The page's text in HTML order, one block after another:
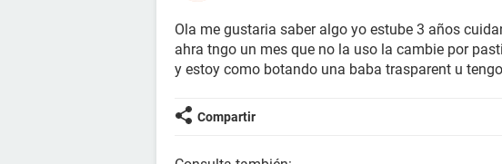
Ola me gustaria saber algo yo estube 3 años
ahra tngo un mes que no la uso la cambie por
y estoy como botando una baba trasparent u
Compartir